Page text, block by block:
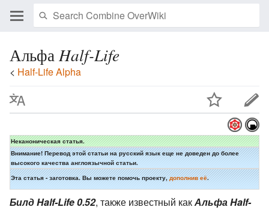
Альфа Half-Life
< Half-Life Alpha
Внимание! Перевод этой статьи на русский язык еще не доведен до более
высокого качества англоязычной статьи.
Неканоническая статья.
Эта статья - заготовка. Вы можете помочь проекту, дополнив её.
Билд Half-Life 0.52, также известный какАльфа Half-